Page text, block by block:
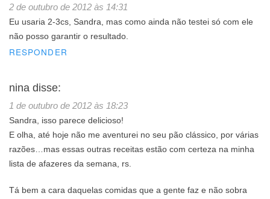
2 de outubro de 2012 às 14:31
Eu usaria 2-3cs, Sandra, mas como ainda não testei só com ele
não posso garantir o resultado.
RESPONDER
nina disse:
1 de outubro de 2012 às 18:23
Sandra, isso parece delicioso!
E olha, até hoje não me aventurei no seu pão clássico, por várias
razões…mas essas outras receitas estão com certeza na minha
lista de afazeres da semana, rs.
Tá bem a cara daquelas comidas que a gente faz e não sobra